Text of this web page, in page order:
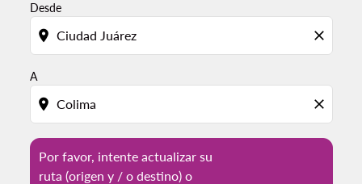
Desde
location_on close
A
location_on close
Por favor, intente actualizar su
ruta (origen y / o destino) o